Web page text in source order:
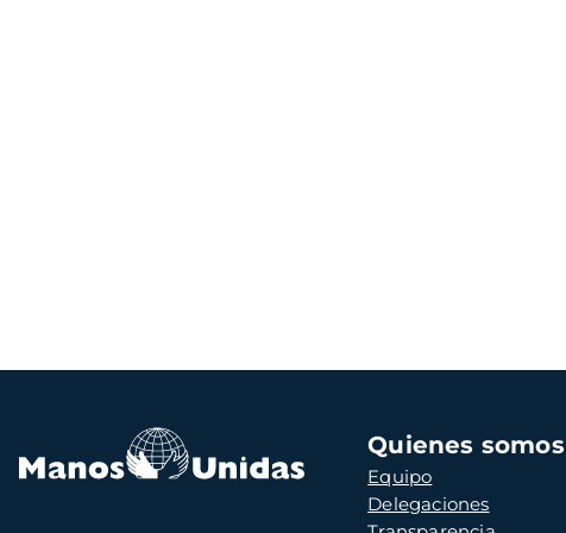
Navegación
principal
Quienes somos
Equipo
Delegaciones